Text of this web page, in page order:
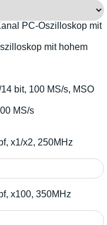
mit hohem
bit, 100 MS/s, MSO
MS/s
x1/x2, 250MHz
x100, 350MHz